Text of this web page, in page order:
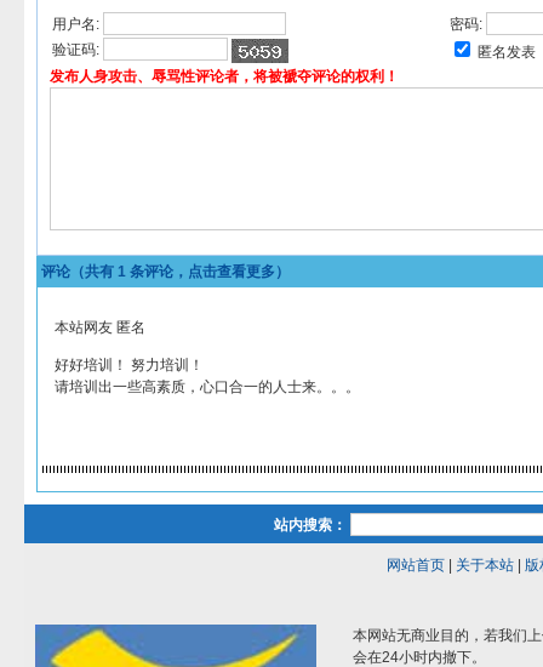
用户名:
密码:
验证码:
匿名发表
发布人身攻击、辱骂性评论者，将被褫夺评论的权利！
评论（共有 1 条评论，点击查看更多）
本站网友 匿名
好好培训！ 努力培训！
请培训出一些高素质，心口合一的人士来。。。
站内搜索：
网站首页| 关于本站| 版
本网站无商业目的，若我们
会在24小时内撤下。